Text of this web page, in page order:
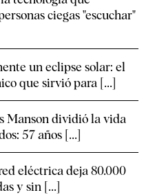
ciegas "escuchar"
un eclipse solar: el
que sirvió para [...]
Manson dividió la vida
57 años [...]
eléctrica deja 80.000
y sin [...]